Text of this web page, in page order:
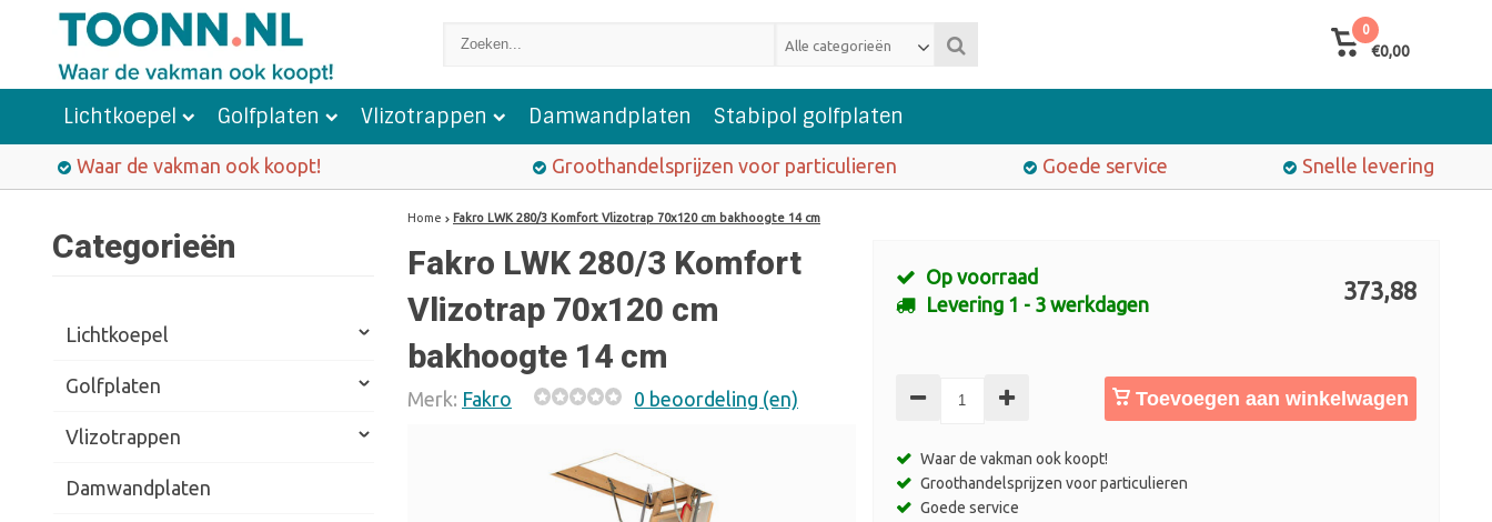
Alle categorieën
0
€0,00
Lichtkoepel Golfplaten Vlizotrappen Damwandplaten Stabipol golfplaten
Waar de vakman ook koopt! Groothandelsprijzen voor particulieren Goede service Snelle levering
Categorieën
Lichtkoepel
Golfplaten
Vlizotrappen
Damwandplaten
Home Fakro LWK 280/3 Komfort Vlizotrap 70x120 cm bakhoogte 14 cm
Fakro LWK 280/3 Komfort
Vlizotrap 70x120 cm
bakhoogte 14 cm
Merk: Fakro 0 beoordeling (en)
Op voorraad
Levering 1 - 3 werkdagen
373,88
Toevoegen aan winkelwagen
Waar de vakman ook koopt!
Groothandelsprijzen voor particulieren
Goede service